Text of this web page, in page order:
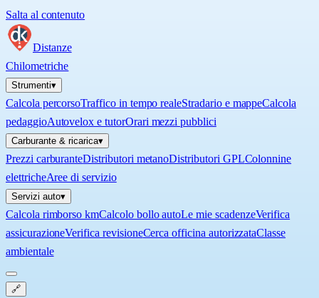
Salta al contenuto
Distanze
Chilometriche
Strumenti▾
Calcola percorsoTraffico in tempo realeStradario e mappeCalcola
pedaggioAutovelox e tutorOrari mezzi pubblici
Carburante & ricarica▾
Prezzi carburanteDistributori metanoDistributori GPLColonnine
elettricheAree di servizio
Servizi auto▾
Calcola rimborso kmCalcolo bollo autoLe mie scadenzeVerifica
assicurazioneVerifica revisioneCerca officina autorizzataClasse
ambientale
🔗